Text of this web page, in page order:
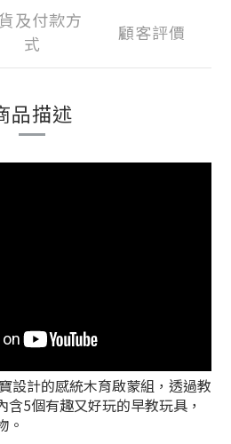
及付款方
式
顧客評價
品描述
設計的感統木育啟蒙組，透過教
5個有趣又好玩的早教玩具，
。